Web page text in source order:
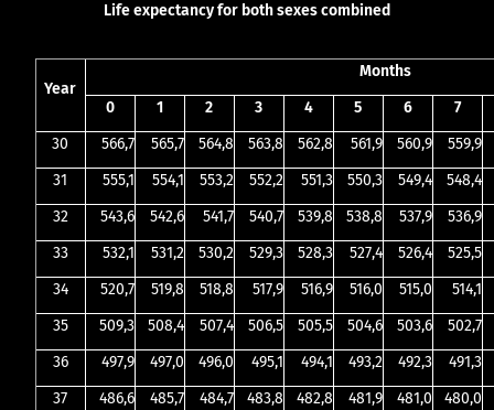
Life expectancy for both sexes combined
Year
Months
0
1 2 3 4 5 6
7
30
566,7 565,7 564,8 563,8 562,8 561,9 560,9
559,9
31
555,1 554,1 553,2 552,2 551,3 550,3 549,4
548,4
32
543,6 542,6 541,7 540,7 539,8 538,8 537,9
536,9
33
532,1 531,2 530,2 529,3 528,3 527,4 526,4
525,5
34
520,7 519,8 518,8 517,9 516,9 516,0 515,0
514,1
35
509,3 508,4 507,4 506,5 505,5 504,6 503,6
502,7
36
497,9 497,0 496,0 495,1 494,1 493,2 492,3
491,3
37
486,6 485,7 484,7 483,8 482,8 481,9 481,0
480,0